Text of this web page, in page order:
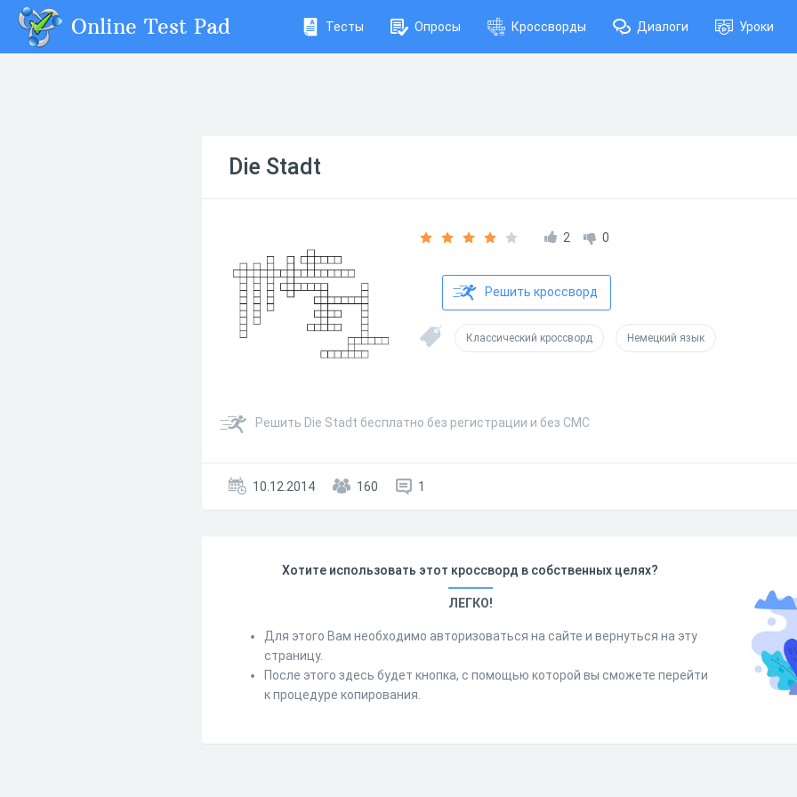
Online Test Pad Тесты Опросы Кроссворды Диалоги Уроки
Die Stadt
2 0
Решить кроссворд
Классический кроссворд Немецкий язык
Решить Die Stadt бесплатно без регистрации и без СМС
10.12.2014 160 1
Хотите использовать этот кроссворд в собственных целях?
ЛЕГКО!
Для этого Вам необходимо авторизоваться на сайте и вернуться на эту
страницу.
После этого здесь будет кнопка, с помощью которой вы сможете перейти
к процедуре копирования.